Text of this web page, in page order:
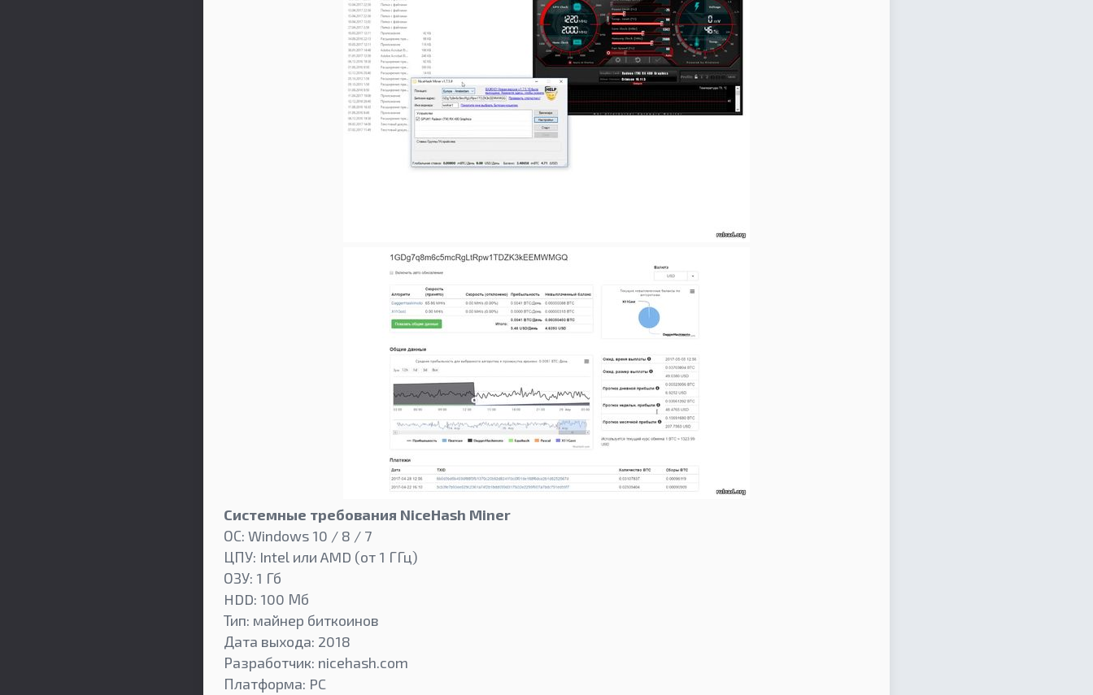
Системные требования NiceHash Miner
ОС: Windows 10 / 8 / 7
ЦПУ: Intel или AMD (от 1 ГГц)
ОЗУ: 1 Гб
HDD: 100 Мб
Тип: майнер биткоинов
Дата выхода: 2018
Разработчик: nicehash.com
Платформа: PC